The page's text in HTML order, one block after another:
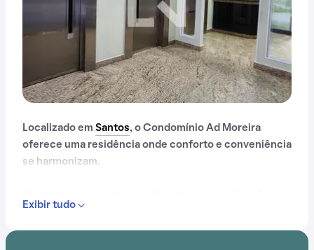
Localizado em Santos, o Condomínio Ad Moreira
oferece uma residência onde conforto e conveniência
se harmonizam.
Boqueirão, Unilus e Hospital Ana Costa.
Exibir tudo